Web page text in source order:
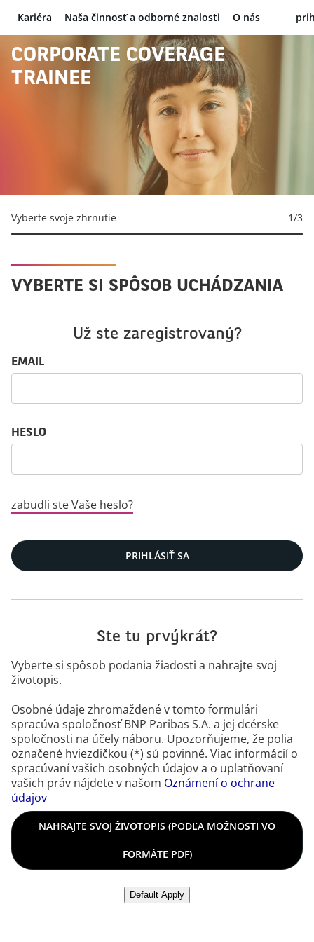
BNP Paribas
Kariéra Naša činnosť a odborné znalosti O nás
CORPORATE COVERAGE
TRAINEE
Vyberte svoje zhrnutie 1/3
VYBERTE SI SPÔSOB UCHÁDZANIA
Už ste zaregistrovaný?
Prihlasovacie údaje: používateľ a heslo
EMAIL
HESLO
zabudli ste Vaše heslo?
PRIHLÁSIŤ SA
Ste tu prvýkrát?
Vyberte si spôsob podania žiadosti a nahrajte svoj
životopis.
Osobné údaje zhromaždené v tomto formulári
spracúva spoločnosť BNP Paribas S.A. a jej dcérske
spoločnosti na účely náboru. Upozorňujeme, že polia
označené hviezdičkou (*) sú povinné. Viac informácií o
spracúvaní vašich osobných údajov a o uplatňovaní
vašich práv nájdete v našom Oznámení o ochrane
údajov
NAHRAJTE SVOJ ŽIVOTOPIS (PODĽA MOŽNOSTI VO
FORMÁTE PDF)
Nahrajte svoj životopis (podľa možnosti vo formáte PDF)
Default Apply
Nahrať životopis z LinkedIn